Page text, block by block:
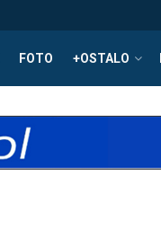
FOTO +OSTALO